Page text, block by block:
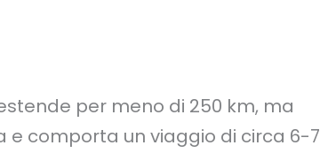
per meno di 250 km, ma
comporta un viaggio di circa 6-7